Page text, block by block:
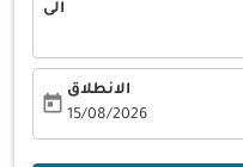
الى
الانطلاق
15/08/2026
today